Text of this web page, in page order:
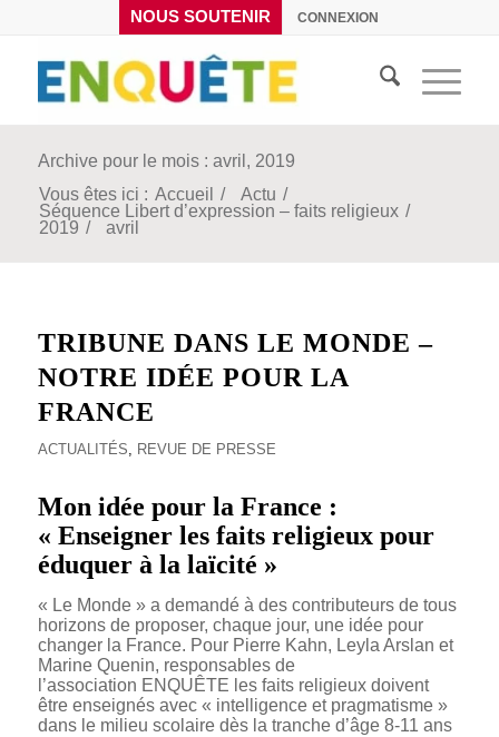
NOUS SOUTENIR CONNEXION
Archive pour le mois : avril, 2019
Vous êtes ici : Accueil / Actu /
Séquence Libert d’expression – faits religieux /
2019 / avril
TRIBUNE DANS LE MONDE –
NOTRE IDÉE POUR LA
FRANCE
ACTUALITÉS, REVUE DE PRESSE
Mon idée pour la France :
« Enseigner les faits religieux pour
éduquer à la laïcité »
« Le Monde » a demandé à des contributeurs de tous
horizons de proposer, chaque jour, une idée pour
changer la France. Pour Pierre Kahn, Leyla Arslan et
Marine Quenin, responsables de
l’association ENQUÊTE les faits religieux doivent
être enseignés avec « intelligence et pragmatisme »
dans le milieu scolaire dès la tranche d’âge 8-11 ans